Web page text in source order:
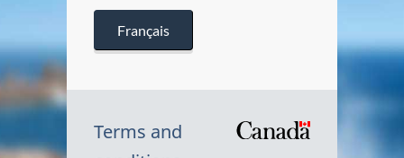
Français
Terms and